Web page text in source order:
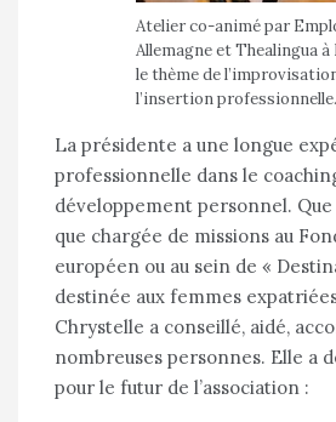
Atelier co-animé par
Allemagne et Thealingua
le thème de
l’insertion professionnelle.
La présidente a une longue
professionnelle dans le
développement personnel.
que chargée de missions au
européen ou au sein de «
destinée aux femmes
Chrystelle a conseillé, aidé,
nombreuses personnes. Elle a
pour le futur de l’association :